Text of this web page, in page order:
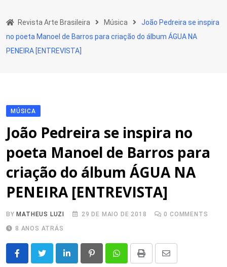
to
content
Revista Arte Brasileira Música
João Pedreira se inspira
no poeta Manoel de Barros para criação do álbum ÁGUA NA
PENEIRA [ENTREVISTA]
MÚSICA
João Pedreira se inspira no
poeta Manoel de Barros para
criação do álbum ÁGUA NA
PENEIRA [ENTREVISTA]
BY MATHEUS LUZI 29 DE MAIO DE 2018 0 COMMENTS
8 ANOS ATRÁS
LinkedIn PinterestWhatsappPrint
Share